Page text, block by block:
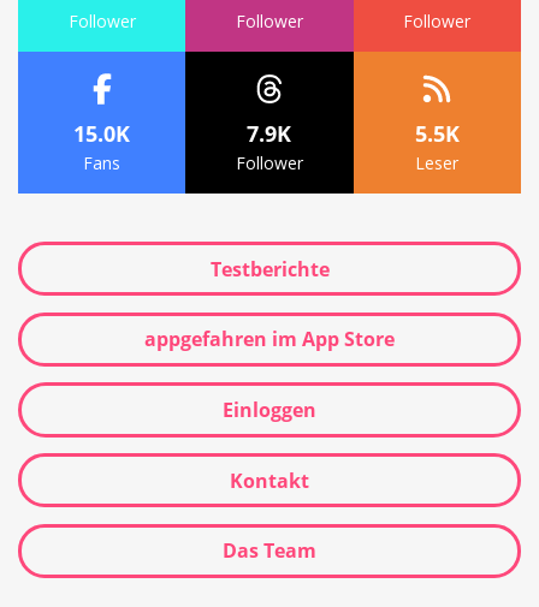
Follower Follower Follower
15.0K
Fans
7.9K
Follower
5.5K
Leser
Testberichte
appgefahren im App Store
Einloggen
Kontakt
Das Team